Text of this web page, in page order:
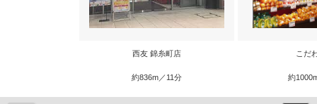
西友 錦糸町店
約836m／11分
こだ
約